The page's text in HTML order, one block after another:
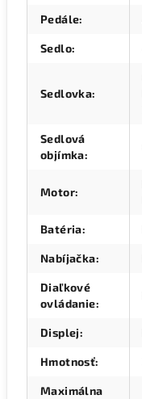
Pedále:
Sedlo:
Sedlovka:
Sedlová
objímka:
Motor:
Batéria:
Nabíjačka:
Diaľkové
ovládanie:
Displej:
Hmotnosť:
Maximálna